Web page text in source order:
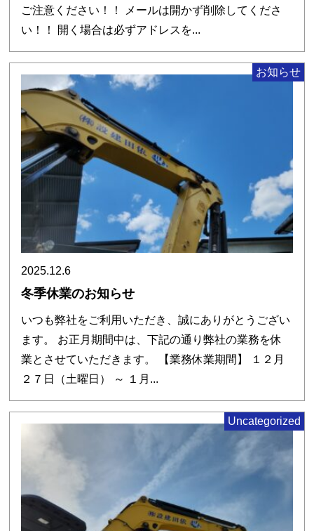
ご注意ください！！ メールは開かず削除してくださ
い！！ 開く場合は必ずアドレスを...
お知らせ
2025.12.6
冬季休業のお知らせ
いつも弊社をご利用いただき、誠にありがとうござい
ます。 お正月期間中は、下記の通り弊社の業務を休
業とさせていただきます。 【業務休業期間】 １２月
２７日（土曜日） ～ １月...
Uncategorized